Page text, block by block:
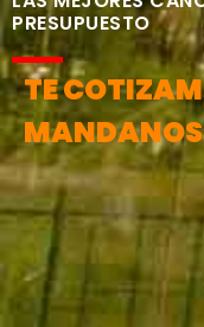
PRESUPUESTO
TE